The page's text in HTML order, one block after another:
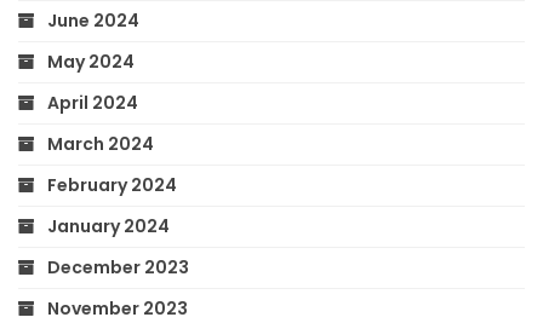
June 2024
May 2024
April 2024
March 2024
February 2024
January 2024
December 2023
November 2023